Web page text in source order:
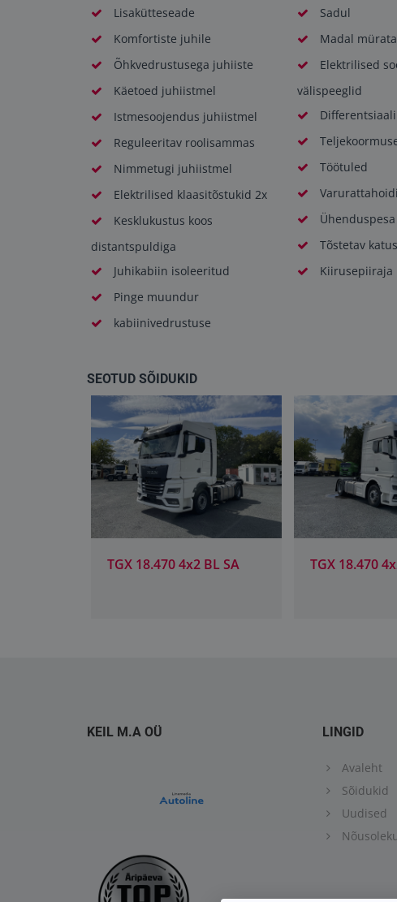
Lisakütteseade
Komfortiste juhile
Õhkvedrustusega juhiiste
Käetoed juhiistmel
Istmesoojendus juhiistmel
Reguleeritav roolisammas
Nimmetugi juhiistmel
Elektrilised klaasitõstukid 2x
Kesklukustus koos
distantspuldiga
Juhikabiin isoleeritud
Pinge muundur
kabiinivedrustuse
Sadul
Madal
Elektrilised
välispeeglid
Töötuled
Tõstetav
Kiirusepiiraja
SEOTUD SÕIDUKID
TGX 18.470 4x2 BL SA TGX 18.470
KEIL M.A OÜ LINGID
Avaleht
Sõidukid
Uudised